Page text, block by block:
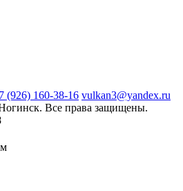
(926) 160-38-16 vulkan3@yandex.ru
Все права защищены.